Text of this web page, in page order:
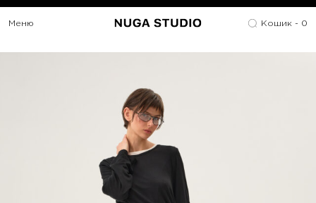
Меню Кошик - 0